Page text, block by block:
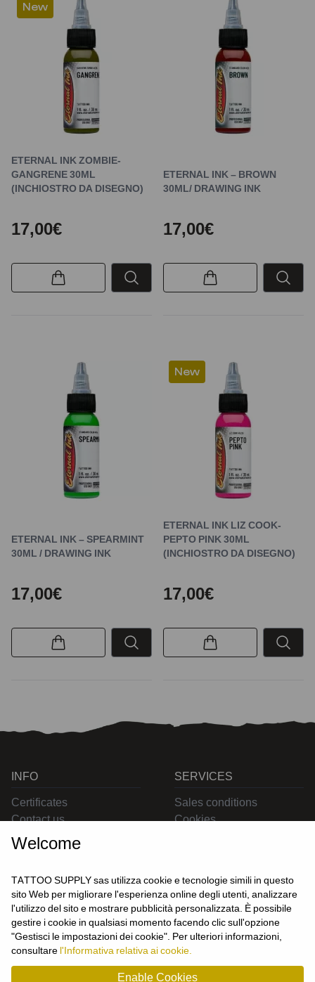
New
ETERNAL INK ZOMBIE-
GANGRENE 30ML
(INCHIOSTRO DA DISEGNO)
17,00€
ETERNAL INK – BROWN
30ML/ DRAWING INK
17,00€
ETERNAL INK – SPEARMINT
30ML / DRAWING INK
17,00€
New
ETERNAL INK LIZ COOK-
PEPTO PINK 30ML
(INCHIOSTRO DA DISEGNO)
17,00€
CONTACT US
INFO
Certificates
Contact us
SERVICES
Sales conditions
Cookies
USER
Login
Join us
Welcome
TATTOO SUPPLY sas utilizza cookie e tecnologie simili in questo
sito Web per migliorare l'esperienza online degli utenti, analizzare
l'utilizzo del sito e mostrare pubblicità personalizzata. È possibile
gestire i cookie in qualsiasi momento facendo clic sull'opzione
"Gestisci le impostazioni dei cookie". Per ulteriori informazioni,
consultare l'Informativa relativa ai cookie.
Enable Cookies